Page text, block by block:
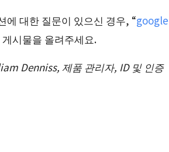
에 대한 질문이 있으신 경우, “
시물을 올려주세요.
Denniss, 제품 관리자, ID 및 인증